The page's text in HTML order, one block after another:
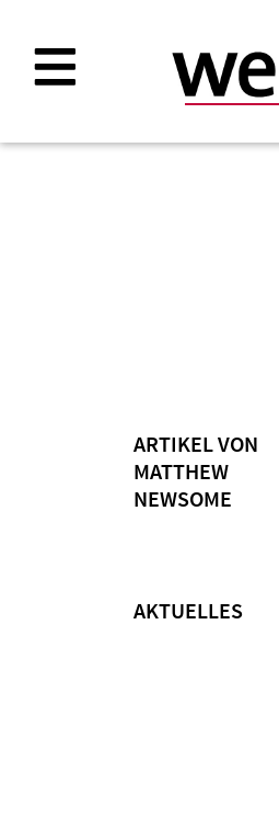
Inhalt
ARTIKEL VON
MATTHEW
NEWSOME
AKTUELLES